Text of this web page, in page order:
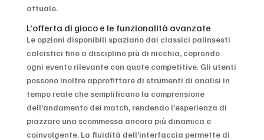
attuale.
L’offerta di gioco e le funzionalità avanzate
Le opzioni disponibili spaziano dai classici palinsesti
calcistici fino a discipline più di nicchia, coprendo
ogni evento rilevante con quote competitive. Gli utenti
possono inoltre approfittare di strumenti di analisi in
tempo reale che semplificano la comprensione
dell’andamento dei match, rendendo l’esperienza di
piazzare una scommessa ancora più dinamica e
coinvolgente. La fluidità dell’interfaccia permette di